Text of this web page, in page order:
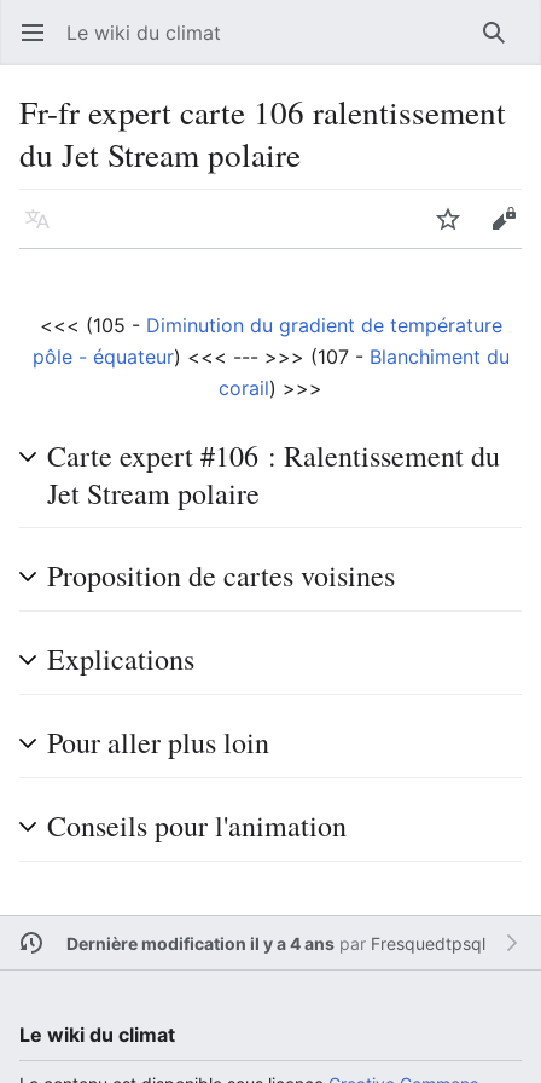
Ouvrir le menu principal Le wiki du climat
Fr-fr expert carte 106 ralentissement
du Jet Stream polaire
Langue Suivre
<<< (105 - Diminution du gradient de température
pôle - équateur) <<< --- >>> (107 - Blanchiment du
corail) >>>
Carte expert #106 : Ralentissement du
Jet Stream polaire
Proposition de cartes voisines
Explications
Pour aller plus loin
Conseils pour l'animation
Dernière modification il y a 4 anspar Fresquedtpsql
Le wiki du climat